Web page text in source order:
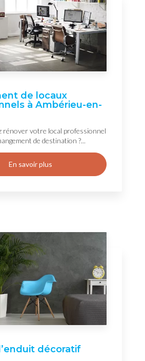
de locaux
à Ambérieu-en-
rénover votre local professionnel
de destination ?...
En savoir plus
décoratif